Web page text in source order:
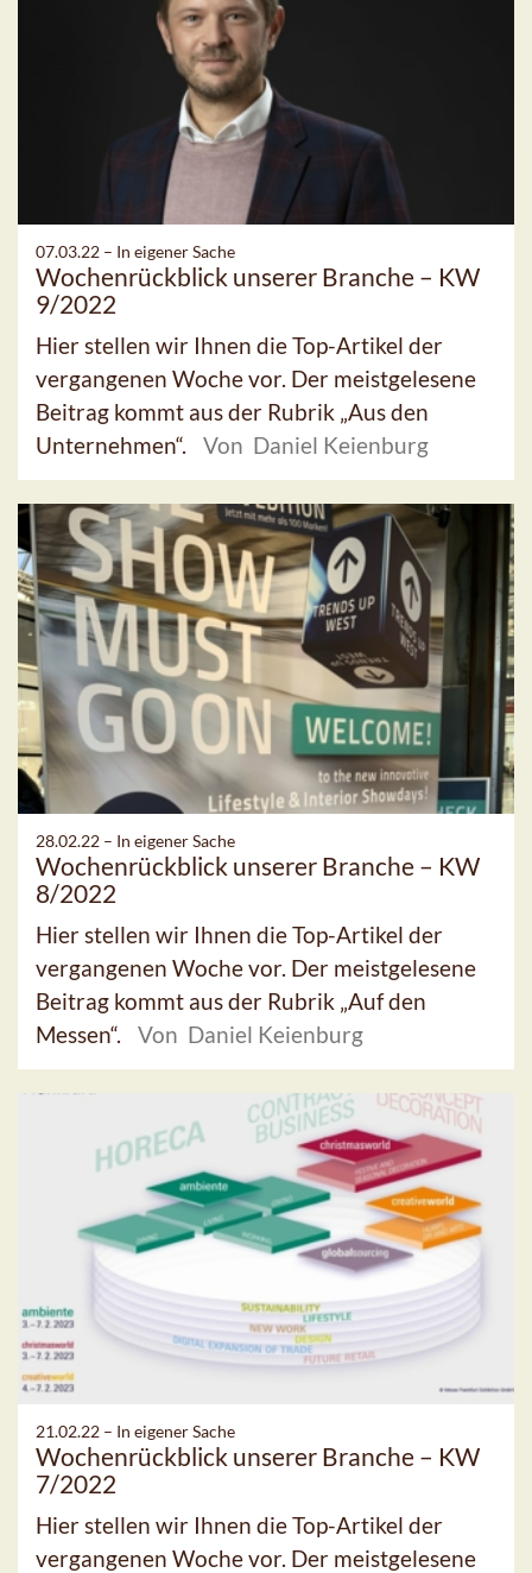
07.03.22 – In eigener Sache
Wochenrückblick unserer Branche – KW
9/2022
Hier stellen wir Ihnen die Top-Artikel der
vergangenen Woche vor. Der meistgelesene
Beitrag kommt aus der Rubrik „Aus den
Unternehmen“.
Von Daniel Keienburg
28.02.22 – In eigener Sache
Wochenrückblick unserer Branche – KW
8/2022
Hier stellen wir Ihnen die Top-Artikel der
vergangenen Woche vor. Der meistgelesene
Beitrag kommt aus der Rubrik „Auf den
Messen“.
Von Daniel Keienburg
21.02.22 – In eigener Sache
Wochenrückblick unserer Branche – KW
7/2022
Hier stellen wir Ihnen die Top-Artikel der
vergangenen Woche vor. Der meistgelesene